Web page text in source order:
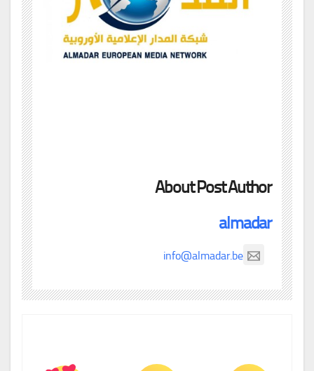
About Post Author
almadar
info@almadar.be